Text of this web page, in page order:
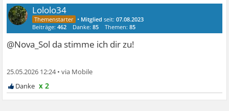
Lololo34
• Mitglied seit:07.08.2023
Beiträge:462 Danke:85 Themen:85
@Nova_Sol da stimme ich dir zu!
25.05.2026 12:24•
x 2